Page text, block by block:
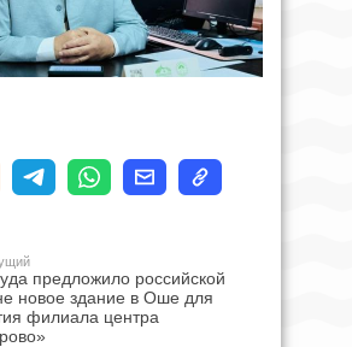
предложило российской
новое здание в Оше для
филиала центра